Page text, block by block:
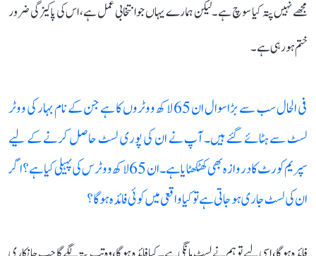
مجھے نہیں پتہ کیا سوچ ہے۔ لیکن ہمارے یہاں جو انتخابی عمل ہے، اس کی پاکیزگی ضرور
ختم ہو رہی ہے۔
فی الحال سب سے بڑا سوال ان 65 لاکھ ووٹروں کا ہے جن کے نام بہار کی ووٹر
لسٹ سے ہٹائے گئے ہیں۔ آپ نے ان کی پوری لسٹ حاصل کرنے کے لیے
سپریم کورٹ کا دروازہ بھی کھٹکھٹایا ہے۔ ان 65 لاکھ ووٹرس کی پہیلی کیا ہے؟ اگر
ان کی لسٹ جاری ہو جاتی ہے تو کیا واقعی میں کوئی فائدہ ہوگا؟